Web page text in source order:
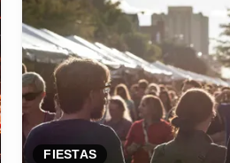
FIESTAS